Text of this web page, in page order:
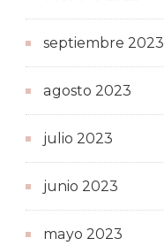
septiembre 2023
agosto 2023
julio 2023
junio 2023
mayo 2023